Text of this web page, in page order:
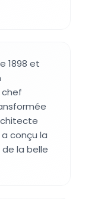
1898 et
conçu la
la belle